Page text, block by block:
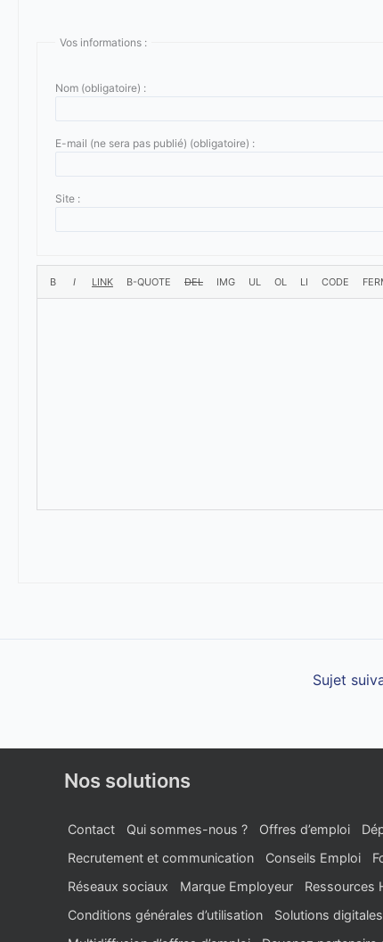
Vos informations :
Nom (obligatoire) :
E-mail (ne sera pas publié) (obligatoire) :
Site :
Sujet
Nos solutions
Contact Qui sommes-nous ? Offres d’emploi
Recrutement et communication
Conseils Emploi
Réseaux sociaux
Marque Employeur Ressources
Conditions générales d’utilisation
Solutions digitales